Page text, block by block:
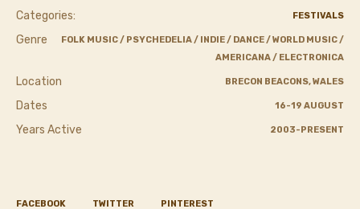
Categories: FESTIVALS
Genre
FOLK MUSIC / PSYCHEDELIA / INDIE / DANCE / WORLD MUSIC /
AMERICANA / ELECTRONICA
Location BRECON BEACONS, WALES
Dates 16-19 AUGUST
Years Active 2003-PRESENT
FACEBOOK TWITTER PINTEREST